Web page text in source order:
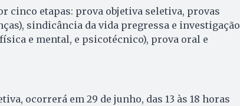
cinco etapas: prova objetiva seletiva, provas
sindicância da vida pregressa e investigação
e mental, e psicotécnico), prova oral e
ocorrerá em 29 de junho, das 13 às 18 horas